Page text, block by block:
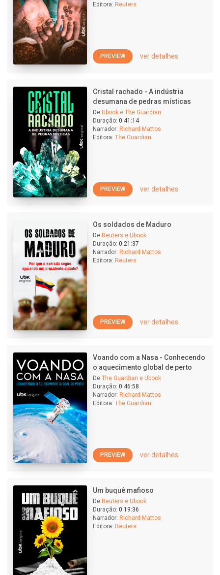
Editora: Reuters
PREVIEW ver detalhes
Cristal rachado - A indústria
desumana de pedras místicas
De Ubook e The Guardian
Duração: 0:41:14
Narrador: Richard Mattos
Editora: The Guardian
PREVIEW ver detalhes
Os soldados de Maduro
De Reuters e Ubook
Duração: 0:21:37
Narrador: Richard Mattos
Editora: Reuters
PREVIEW ver detalhes
Voando com a Nasa - Conhecendo
o aquecimento global de perto
De The Guardian e Ubook
Duração: 0:46:58
Narrador: Richard Mattos
Editora: The Guardian
PREVIEW ver detalhes
Um buquê mafioso
De Reuters e Ubook
Duração: 0:19:36
Narrador: Richard Mattos
Editora: Reuters